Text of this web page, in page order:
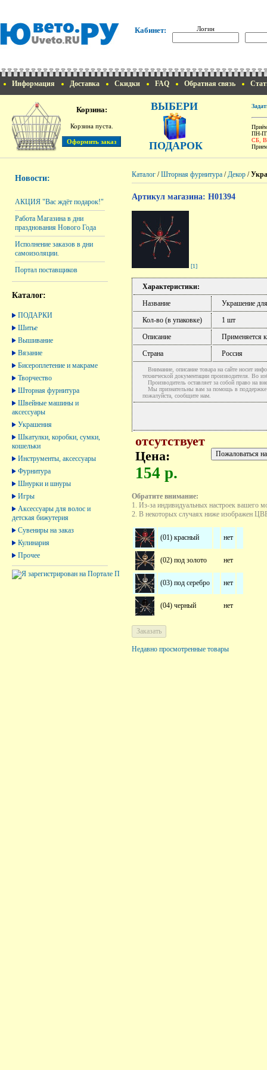
Кабинет: Логин
Информация Доставка Скидки FAQ Обратная связь
Корзина:
Корзина пуста.
ВЫБЕРИ
ПОДАРОК
ПН-
СБ,
Новости:
АКЦИЯ "Вас ждёт подарок!"
Работа Магазина в дни
празднования Нового Года
Исполнение заказов в дни
самоизоляции.
Портал поставщиков
Каталог:
ПОДАРКИ
Шитье
Вышивание
Вязание
Бисероплетение и макраме
Творчество
Шторная фурнитура
Швейные машины и
аксессуары
Украшения
Шкатулки, коробки, сумки,
кошельки
Инструменты, аксессуары
Фурнитура
Шнурки и шнуры
Игры
Аксессуары для волос и
детская бижутерия
Сувениры на заказ
Кулинария
Прочее
Каталог /Шторная фурнитура /Декор /
Артикул магазина: H01394
[1]
Характеристики:
Название
Украшение
Кол-во (в упаковке)
1 шт
Описание
Применяется
Страна
Россия
Внимание, описание товара на сайте носит
технической документации производителя. Во
Производитель оставляет за собой право на
Мы признательны вам за помощь в поддержке
пожалуйста, сообщите нам.
отсутствует
Цена:
154 р.
Обратите внимание:
1. Из-за индивидуальных настроек вашего
2. В некоторых случаях ниже изображен
(01) красный нет
(02) под золото нет
(03) под серебро нет
(04) черный нет
Недавно просмотренные товары